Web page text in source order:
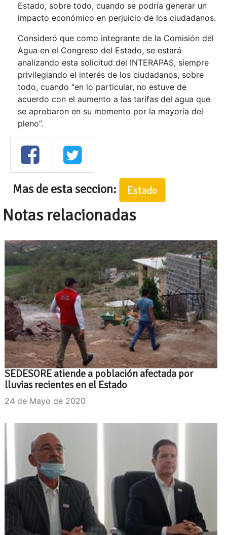
Estado, sobre todo, cuando se podría generar un
impacto económico en perjuicio de los ciudadanos.
Consideró que como integrante de la Comisión del
Agua en el Congreso del Estado, se estará
analizando esta solicitud del INTERAPAS, siempre
privilegiando el interés de los ciudadanos, sobre
todo, cuando “en lo particular, no estuve de
acuerdo con el aumento a las tarifas del agua que
se aprobaron en su momento por la mayoría del
pleno”.
Mas de esta seccion: Estado
Notas relacionadas
SEDESORE atiende a población afectada por
lluvias recientes en el Estado
24 de Mayo de 2020